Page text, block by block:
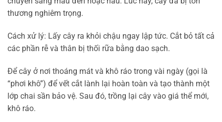
thương nghiêm trọng.
Cách xử lý: Lấy cây ra khỏi chậu ngay lập tức. Cắt bỏ tất cả
các phần rễ và thân bị thối rữa bằng dao sạch.
Để cây ở nơi thoáng mát và khô ráo trong vài ngày (gọi là
“phơi khô”) để vết cắt lành lại hoàn toàn và tạo thành một
lớp chai sần bảo vệ. Sau đó, trồng lại cây vào giá thể mới,
khô ráo.